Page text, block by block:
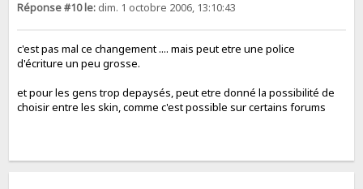
Réponse #10 le: dim. 1 octobre 2006, 13:10:43
c'est pas mal ce changement .... mais peut etre une police
d'écriture un peu grosse.
et pour les gens trop depaysés, peut etre donné la possibilité de
choisir entre les skin, comme c'est possible sur certains forums